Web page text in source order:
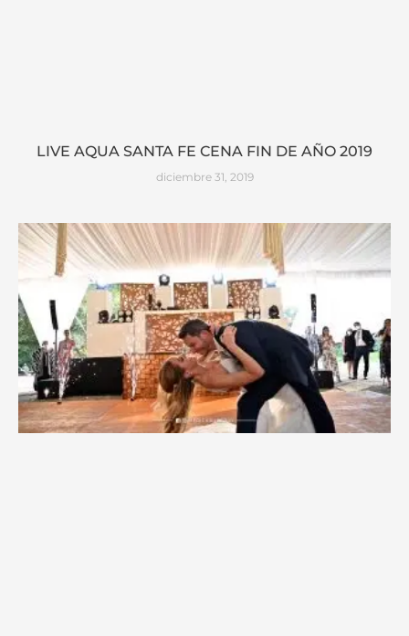
LIVE AQUA SANTA FE CENA FIN DE AÑO 2019
diciembre 31, 2019